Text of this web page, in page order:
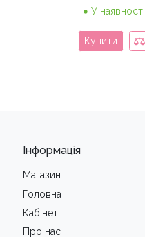
У наявності
Купити
Інформація
Магазин
Головна
Кабінет
Про нас